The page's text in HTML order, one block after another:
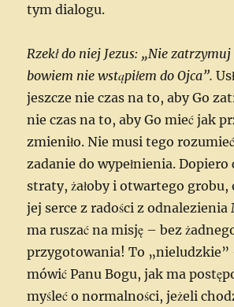
tym dialogu.
Rzekł do niej Jezus: „Nie
bowiem nie wstąpiłem do Ojca”.
jeszcze nie czas na to, aby Go
nie czas na to, aby Go mieć jak
zmieniło. Nie musi tego
zadanie do wypełnienia. Dopiero
straty, żałoby i otwartego grobu,
jej serce z radości z
ma ruszać na misję – bez
przygotowania! To „nieludzkie”
mówić Panu Bogu, jak ma
myśleć o normalności, jeżeli